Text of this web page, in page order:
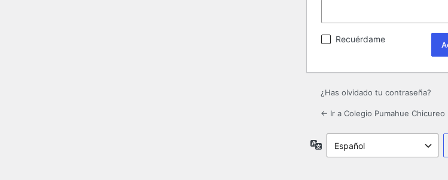
Recuérdame
¿Has olvidado tu contraseña?
← Ir a Colegio Pumahue Chicureo
Idioma